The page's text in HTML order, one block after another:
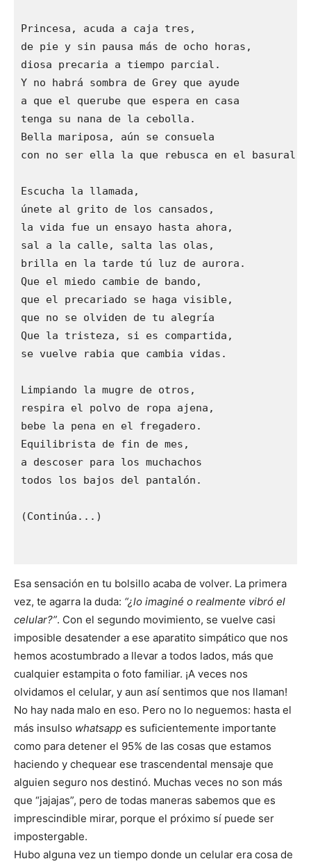
Princesa, acuda a caja tres,
de pie y sin pausa más de ocho horas,
diosa precaria a tiempo parcial.
Y no habrá sombra de Grey que ayude
a que el querube que espera en casa
tenga su nana de la cebolla.
Bella mariposa, aún se consuela
con no ser ella la que rebusca en el basural.
Escucha la llamada,
únete al grito de los cansados,
la vida fue un ensayo hasta ahora,
sal a la calle, salta las olas,
brilla en la tarde tú luz de aurora.
Que el miedo cambie de bando,
que el precariado se haga visible,
que no se olviden de tu alegría
Que la tristeza, si es compartida,
se vuelve rabia que cambia vidas.
Limpiando la mugre de otros,
respira el polvo de ropa ajena,
bebe la pena en el fregadero.
Equilibrista de fin de mes,
a descoser para los muchachos
todos los bajos del pantalón.
(Continúa...)
Esa sensación en tu bolsillo acaba de volver. La primera
vez, te agarra la duda: “¿lo imaginé o realmente vibró el
celular?”. Con el segundo movimiento, se vuelve casi
imposible desatender a ese aparatito simpático que nos
hemos acostumbrado a llevar a todos lados, más que
cualquier estampita o foto familiar. ¡A veces nos
olvidamos el celular, y aun así sentimos que nos llaman!
No hay nada malo en eso. Pero no lo neguemos: hasta el
más insulso whatsapp es suficientemente importante
como para detener el 95% de las cosas que estamos
haciendo y chequear ese trascendental mensaje que
alguien seguro nos destinó. Muchas veces no son más
que “jajajas”, pero de todas maneras sabemos que es
imprescindible mirar, porque el próximo sí puede ser
impostergable.
Hubo alguna vez un tiempo donde un celular era cosa de